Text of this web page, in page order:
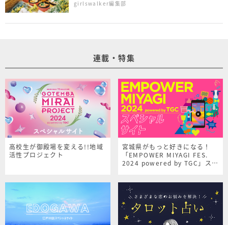
girlswalker編集部
連載・特集
高校生が御殿場を変える!!地域
活性プロジェクト
宮城県がもっと好きになる！
「EMPOWER MIYAGI FES.
2024 powered by TGC」スペ